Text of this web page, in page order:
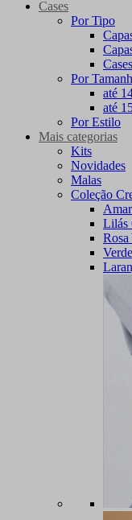
Cases
Por Tipo
Por
até
até
Por Estilo
Mais categorias
Kits
Novidades
Malas
Coleção
Lilás
Rosa